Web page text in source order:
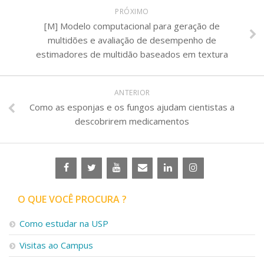
PRÓXIMO
[M] Modelo computacional para geração de
multidões e avaliação de desempenho de
estimadores de multidão baseados em textura
ANTERIOR
Como as esponjas e os fungos ajudam cientistas a
descobrirem medicamentos
O QUE VOCÊ PROCURA ?
Como estudar na USP
Visitas ao Campus